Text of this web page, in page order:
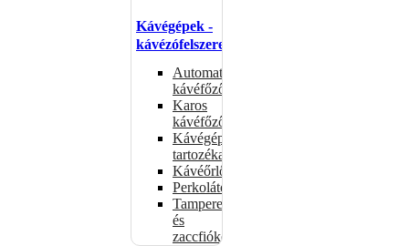
Kávégépek -
kávézófelszerelés
Automata
kávéfőzők
Karos
kávéfőzők
Kávégépek
tartozékai
Kávéőrlők
Perkolátorok
Tamperek
és
zaccfiókok